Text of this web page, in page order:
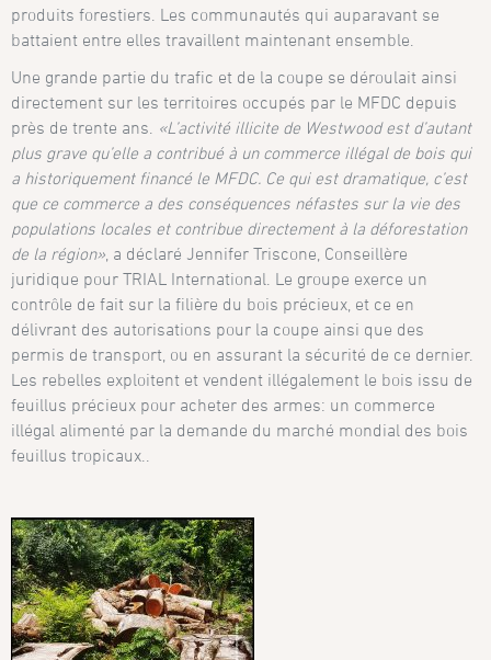
produits forestiers. Les communautés qui auparavant se
battaient entre elles travaillent maintenant ensemble.
Une grande partie du trafic et de la coupe se déroulait ainsi
directement sur les territoires occupés par le MFDC depuis
près de trente ans. «L’activité illicite de Westwood est d’autant
plus grave qu’elle a contribué à un commerce illégal de bois qui
a historiquement financé le MFDC. Ce qui est dramatique, c’est
que ce commerce a des conséquences néfastes sur la vie des
populations locales et contribue directement à la déforestation
de la région» , a déclaré Jennifer Triscone, Conseillère
juridique pour TRIAL International. Le groupe exerce un
contrôle de fait sur la filière du bois précieux, et ce en
délivrant des autorisations pour la coupe ainsi que des
permis de transport, ou en assurant la sécurité de ce dernier.
Les rebelles exploitent et vendent illégalement le bois issu de
feuillus précieux pour acheter des armes: un commerce
illégal alimenté par la demande du marché mondial des bois
feuillus tropicaux..